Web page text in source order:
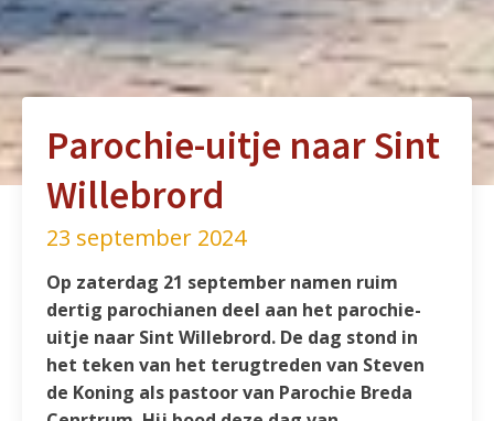
Parochie-uitje naar Sint
Willebrord
23 september 2024
Op zaterdag 21 september namen ruim
dertig parochianen deel aan het parochie-
uitje naar Sint Willebrord. De dag stond in
het teken van het terugtreden van Steven
de Koning als pastoor van Parochie Breda